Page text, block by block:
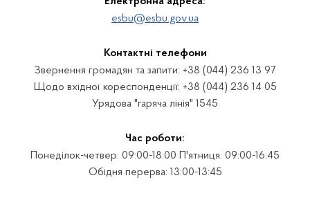
esbu@esbu.gov.ua
Контактні телефони
Звернення громадян та запити: +38 (044) 236 13 97
Щодо вхідної кореспонденції: +38 (044) 236 14 05
Урядова "гаряча лінія" 1545
Час роботи:
Понеділок-четвер: 09:00-18:00 П'ятниця: 09:00-16:45
Обідня перерва: 13:00-13:45